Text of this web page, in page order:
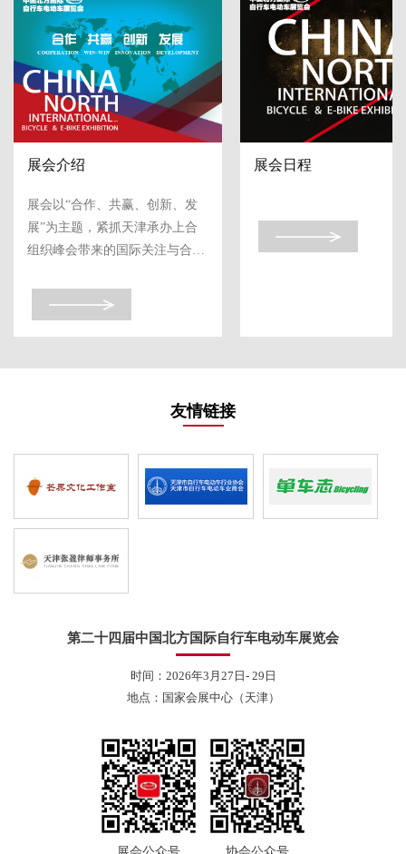
展会介绍
展会以“合作、共赢、创新、发
展”为主题，紧抓天津承办上合
组织峰会带来的国际关注与合作
本届展会将立足行业发展格局与
产业融...
展会日程
友情链接
第二十四届中国北方国际自行车电动车展览会
时间：2026年3月27日- 29日
地点：国家会展中心（天津）